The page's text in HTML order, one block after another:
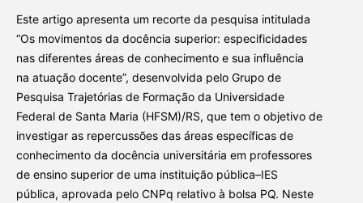
Este artigo apresenta um recorte da pesquisa intitulada
“Os movimentos da docência superior: especificidades
nas diferentes áreas de conhecimento e sua influência
na atuação docente”, desenvolvida pelo Grupo de
Pesquisa Trajetórias de Formação da Universidade
Federal de Santa Maria (HFSM)/RS, que tem o objetivo de
investigar as repercussões das áreas específicas de
conhecimento da docência universitária em professores
de ensino superior de uma instituição pública–IES
pública, aprovada pelo CNPq relativo à bolsa PQ. Neste